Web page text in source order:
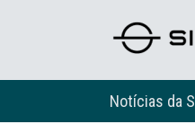
Notícias da